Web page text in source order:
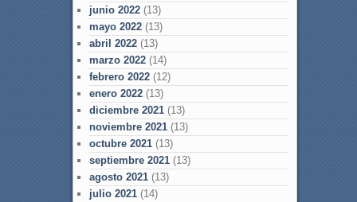
junio 2022(13)
mayo 2022(13)
abril 2022(13)
marzo 2022(14)
febrero 2022(12)
enero 2022(13)
diciembre 2021(13)
noviembre 2021(13)
octubre 2021(13)
septiembre 2021(13)
agosto 2021(13)
julio 2021(14)